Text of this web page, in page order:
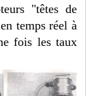
"têtes de
temps réel à
fois les taux